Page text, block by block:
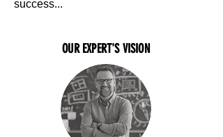
success...
OUR EXPERT'S VISION